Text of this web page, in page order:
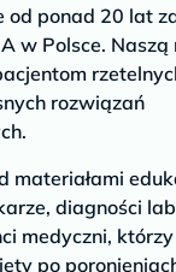
od ponad 20 lat
w Polsce. Naszą
rozwiązań
materiałami
diagności
medyczni,
po